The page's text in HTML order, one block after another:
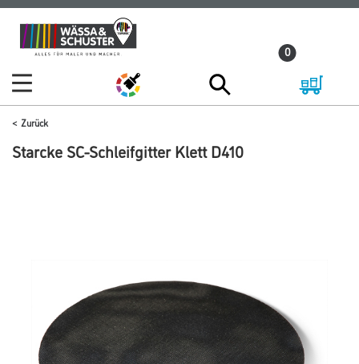
Zum
Inhalt
Zum
Navigationsmenü
0
Zurück
Starcke SC-Schleifgitter Klett D410